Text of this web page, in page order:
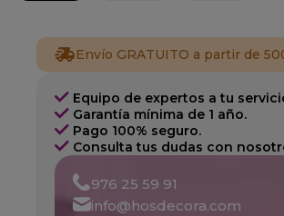
Envío GRATUITO a partir de
Equipo de expertos a tu
Garantía mínima de 1 año.
Pago 100% seguro.
Consulta tus dudas con
976 25 59 91
info@hosdecora.com